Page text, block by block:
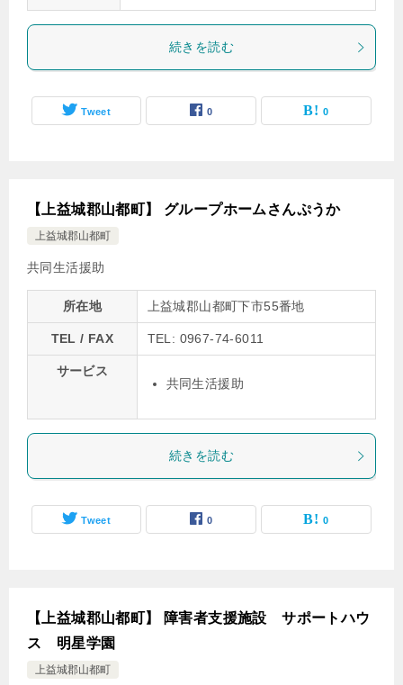
続きを読む
Tweet 0 0
【上益城郡山都町】 グループホームさんぷうか
上益城郡山都町
共同生活援助
所在地 上益城郡山都町下市55番地
TEL / FAX TEL: 0967-74-6011
サービス
共同生活援助
続きを読む
Tweet 0 0
【上益城郡山都町】 障害者支援施設 サポートハウ
ス 明星学園
上益城郡山都町